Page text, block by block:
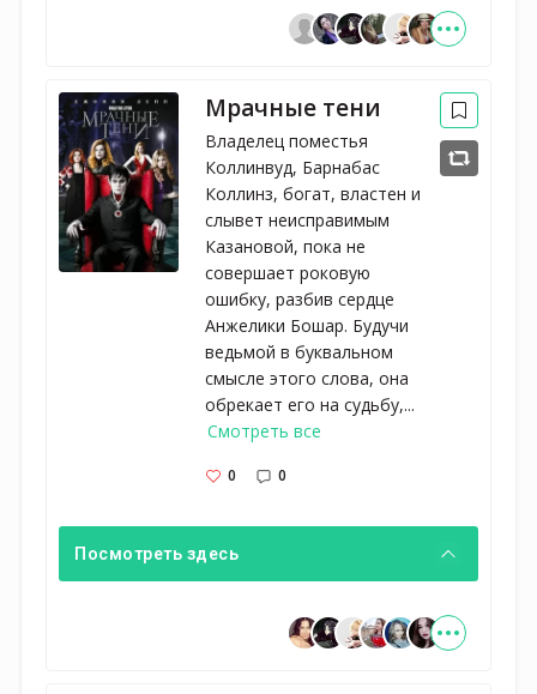
Мрачные тени
Владелец поместья
Коллинвуд, Барнабас
Коллинз, богат, властен и
слывет неисправимым
Казановой, пока не
совершает роковую
ошибку, разбив сердце
Анжелики Бошар. Будучи
ведьмой в буквальном
смысле этого слова, она
обрекает его на судьбу,...
Смотреть все
0 0
Посмотреть здесь